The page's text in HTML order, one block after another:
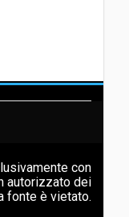
con
autorizzato dei
fonte è vietato.